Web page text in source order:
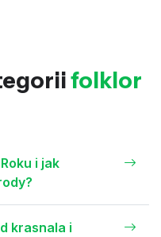
folklor
i jak
krasnala i